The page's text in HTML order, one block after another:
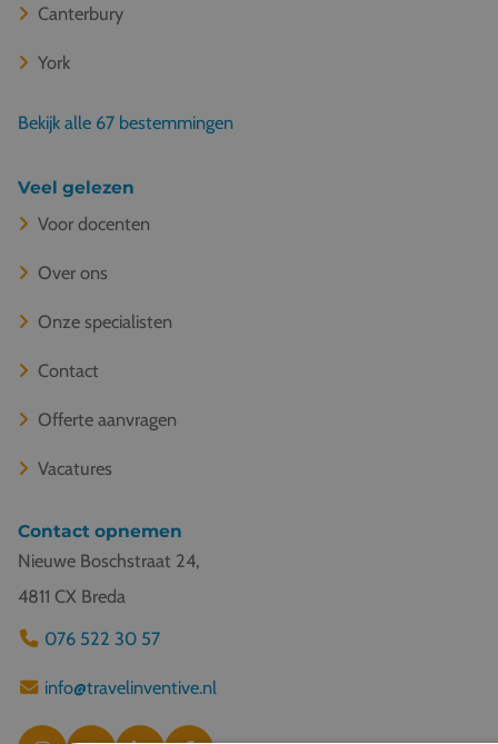
Canterbury
York
Bekijk alle 67 bestemmingen
Veel gelezen
Voor docenten
Over ons
Onze specialisten
Contact
Offerte aanvragen
Vacatures
Contact opnemen
Nieuwe Boschstraat 24,
4811 CX Breda
076 522 30 57
info@travelinventive.nl